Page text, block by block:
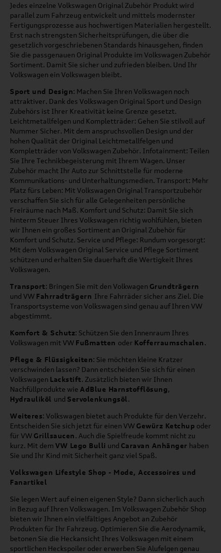
Jedes einzelne Volkswagen Original Zubehör Produkt wird
parallel zum Fahrzeug entwickelt und mittels modernster
Fertigungsprozesse aus hochwertigen Materialien hergestellt.
Erst nach strengsten Sicherheitsprüfungen, die über die
gesetzlich vorgeschriebenen Standards hinausgehen, finden
Sie die passgenauen Original Produkte im Volkswagen Zubehör
Sortiment. Damit Sie sicher und zufrieden bleiben. Und Ihr
Volkswagen ein Volkswagen bleibt.
Sport und Design: Machen Sie Ihren Volkswagen noch
attraktiver. Dank des Volkswagen Original Sport und Design
Zubehörs ist Ihrer Kreativität keine Grenze gesetzt.
Leichtmetallfelgen und Kompletträder: Gehen Sie stilvoll auf
Nummer Sicher. Mit dem anspruchsvollen Design und der
hohen Qualität der Original Leichtmetallfelgen und
Kompletträder von Volkswagen Zubehör. Infotainment: Teilen
Sie Ihre Technikbegeisterung mit Ihrem Wagen. Unser
Zubehör macht Ihr Auto zur Schnittstelle für moderne
Kommunikations- und Unterhaltungsmedien. Transport: Mehr
Platz fürs Leben: Mit Volkswagen Original Transportzubehör
verschaffen Sie sich für alle Gelegenheiten persönliche
Freiräume nach Maß. Komfort und Schutz: Damit Sie sich
hinterm Steuer Ihres Volkswagen richtig wohlfühlen, bieten
wir Ihnen ein großes Sortiment an Original Zubehör für
Komfort und Schutz. Service und Pflege: Rundum vorgesorgt:
Mit dem Volkswagen Original Service und Pflege Sortiment
schützen und erhalten Sie dauerhaft die Wertigkeit Ihres
Volkswagen.
Transport: Bringen Sie mit den Volkwagen Grundträgern
und VW Fahrradträgern Ihre Fahrräder sicher ans Ziel. Die
Transportsysteme von Volkswagen sind genau auf Ihren VW
abgestimmt.
Komfort & Schutz: Schützen Sie den Innenraum Ihres
Volkswagen mit VW Fußmatten oder Kofferraumschalen.
Pflege & Flüssigkeiten: Sie möchten kleine Kratzer
verschwinden lassen? Dann entscheiden Sie sich für einen
Volkswagen Lackstift. Zusätzlich bieten wir Ihnen
Nachfüllprodukte wie AdBlue Harnstofflösung,
Hydrauliköl und Servolenkungsöl.
Weiteres: Volkswagen bietet auch Produkte für den Verzehr.
Entscheiden Sie sich jetzt für einen VW Gewürz Ketchup oder
für VW Grillsaucen. Auch die Spielfreude kommt nicht zu
kurz. Mit dem VW Lego Bulli und Caravan Anhänger haben
Sie und Ihr Kind mit Sicherheit ganz viel Spaß.
Volkswagen Lifestyle Shop - Mode, Accessoires und
Fanartikel
Sie legen Wert auf einen eigenen Style? Dann sicherlich auch
in Bezug auf Ihren Volkswagen. Im Volkswagen Zubehör Shop
bieten wir Ihnen ein vielfältiges Angebot an Zubehör
Produkten für Ihr Fahrzeug. Optimieren Sie die Aerodynamik,
betonen Sie die Heckansicht Ihres Volkswagen mit einem
sportlichen Heckspoiler oder erwerben Sie Alufelgen genau